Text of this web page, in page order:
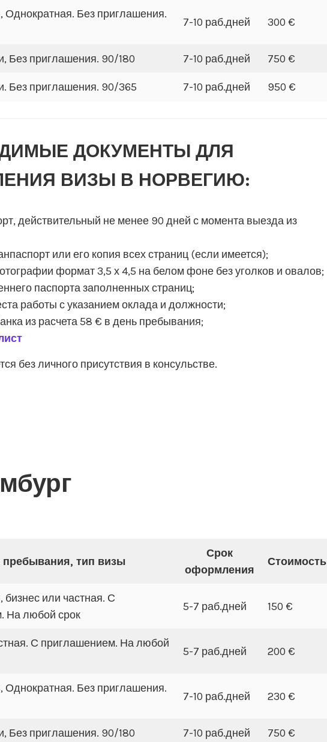
Однократная. Без приглашения.
7-10 раб.дней 300 €
Без приглашения. 90/180 7-10 раб.дней 750 €
Без приглашения. 90/365 7-10 раб.дней 950 €
ДОКУМЕНТЫ ДЛЯ
ВИЗЫ В НОРВЕГИЮ:
действительный не менее 90 дней с момента выезда из
или его копия всех страниц (если имеется);
формат 3,5 х 4,5 на белом фоне без уголков и овалов;
паспорта заполненных страниц;
работы с указанием оклада и должности;
из расчета 58 € в день пребывания;
без личного присутствия в консульстве.
пребывания, тип визы
Срок
оформления
Стоимость
бизнес или частная. С
На любой срок
5-7 раб.дней 150 €
С приглашением. На любой
5-7 раб.дней 200 €
Однократная. Без приглашения.
7-10 раб.дней 230 €
Без приглашения. 90/180 7-10 раб.дней 750 €